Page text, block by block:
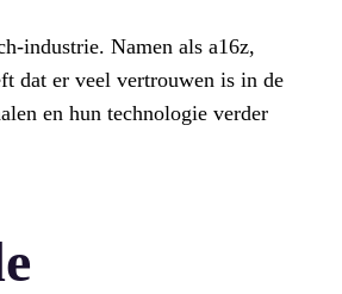
industrie. Namen als a16z,
dat er veel vertrouwen is in de
en hun technologie verder